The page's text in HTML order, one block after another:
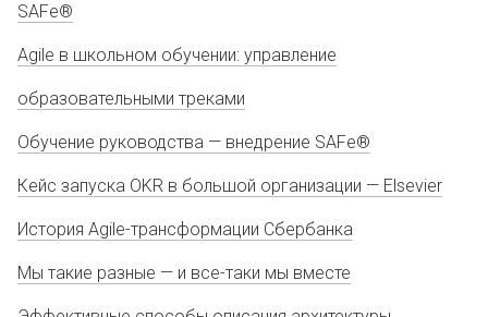
SAFe®
Agile в школьном обучении: управление
образовательными треками
Обучение руководства — внедрение SAFe®
Кейс запуска OKR в большой организации — Elsevier
История Agile-трансформации Сбербанка
Мы такие разные — и все-таки мы вместе